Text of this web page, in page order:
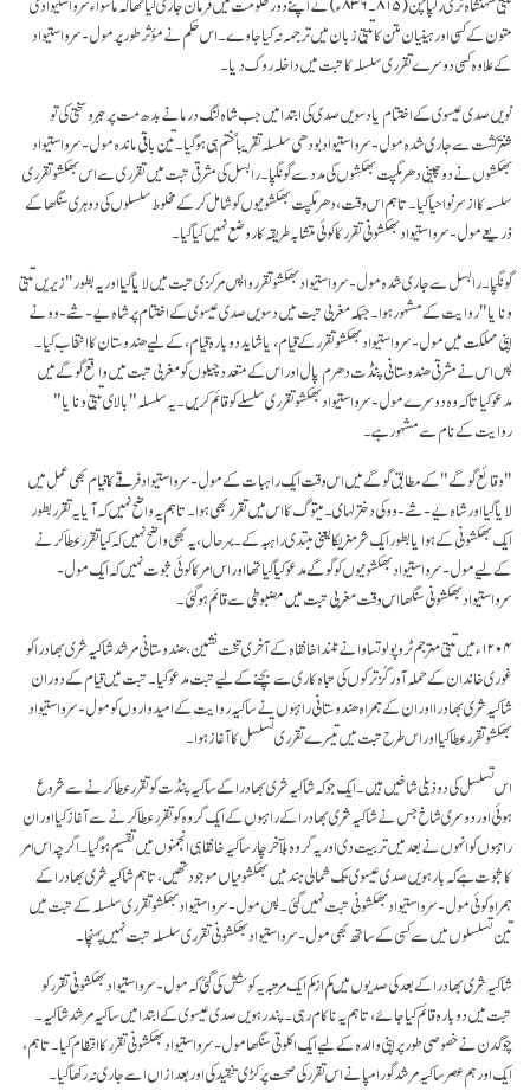
متون کے کسی اور ہینیان متن کا تبتی زبان میں ترجمہ نہ کیا جاوے ۔ اس حکم نے مؤثر طور پر مول-سرواستیواد
کے علاوہ کسی دوسرے تقرری سلسلہ کا تبت میں داخلہ روک دیا۔
نویں صدی عیسوی کے اختتام یا دسویں صدی کی ابتدا میں جب شاہ لنگ درما نے بدھ مت پر جبر و سختی کی تو
شنترکشت سے جاری شدہ مول-سرواستیواد بودھی سلسلہ تقریباً ختم ہی ہو گیا۔ تین باقی ماندہ مول-سرواستیواد
بھکشوں نے دو چینی دھرمگپت بھکشوں کی مدد سے گونگپا۔رابسل کی مشرقی تبت میں تقرری سے اس بھکشو تقرری
سلسہ کا از سرنو احیا کیا۔ تاہم اس وقت، دھرمگپت بھکشونیوں کو شامل کر کے مخلوط سلسلوں کی دوہری سنگھا کے
ذریعے مول-سرواستیواد بھکشونی تقرر کا کوئی متشابہ طریقہ کار وضع نہیں کیا گیا۔
گونگپا۔رابسل سے جاری شدہ مول-سرواستیواد بھکشو تقرر واپس مرکزی تبت میں لایا گیا اور یہ بطور "زیریں تبتی
ونایا" روایت کے مشہور ہوا۔ جبکہ مغربی تبت میں دسویں صدی عیسوی کے اختتام پر شاہ یے-شے-وو نے
اپنی مملکت میں مول-سرواستیواد بھکشو تقرر کے قیام، یا شاید دوبارہ قیام، کے لیے ھندوستان کا انتخاب کیا۔
پس اس نے مشرقی ھندوستانی پنڈت دھرم پال اور اس کے متعدد چیلوں کو مغربی تبت میں واقع گوگے میں
مدعو کیا تاکہ وہ دوسرے مول-سرواستیواد بھکشو تقرری سلسلے کو قائم کریں۔ یہ سلسلہ "بالای تبتی ونایا"
روایت کے نام سے مشہور ہے۔
"وقائع گوگے" کے مطابق گوگے میں اس وقت ایک راہبات کے مول-سرواستیواد فرقے کا قیام بھی عمل میں
لایا گیا اور شاہ یے-شے-وو کی دختر لہای۔میتوگ کا اس میں تقرر بھی ہوا۔ تاہم یہ واضح نہیں کہ آیا یہ تقرر بطور
ایک بھکشونی کے ہوا یا بطور ایک شرمنریکا یعنی مبتدی راہبہ کے۔ بہرحال، یہ بھی واضح نہیں کہ کیا تقرر عطا کرنے
کے لیے مول-سرواستیواد بھکشونیوں کو گوگے مدعو کیا گیا تھا اور اس امر کا کوئی ثبوت نہیں کہ ایک مول-
سرواستیواد بھکشونی سنگھا اس وقت مغربی تبت میں مضبوطی سے قائم ہو گئی۔
۱۲۰۴ء میں تبتی مترجم ٹروپو لوتساوا نے نلندا خانقاہ کے آخری تخت نشین، ھندوستانی مرشد شاکیہ شری بھادرا کو
غوری خاندان کے حملہ آور گُز ترکوں کی تباہ کاری سے بچنے کے لیے تبت مدعو کیا۔ تبت میں قیام کے دوران
شاکیہ شری بھادرا اور ان کے ہمراہ ھندوستانی راہبوں نے ساکیہ روایت کے امیدواروں کو مول-سرواستیواد
بھکشو تقرر عطا کیا اور اس طرح تبت میں تیسرے تقرری تسلسل کا آغاز ہوا۔
اس تسلسل کی دو ذیلی شاخیں ہیں۔ ایک جو کہ شاکیہ شری بھادرا کے ساکیہ پنڈت کو تقرر عطا کرنے سے شروع
ہوئی اور دوسری شاخ جس نے شاکیہ شری بھادرا کے راہبوں کے ایک گروہ کو تقرر عطا کرنے سے آغاز کیا اور ان
راہبوں کو انہوں نے بعد میں تربیت دی اور یہ گروہ بلآخر چار ساکیہ خانقاہی انجمنوں میں تقسیم ہو گیا۔ اگرچہ اس امر
کا ثبوت ہے کہ بارہویں صدی عیسوی تک شمالی ہند میں بھکشونیاں موجود تھیں، تاہم شاکیہ شری بھادرا کے
ہمراہ کوئی مول-سرواستیواد بھکشونی تبت نہیں گئی۔ پس مول-سرواستیواد بھکشو تقرری سلسلہ کے تبت میں
تین تسلسلوں میں سے کسی کے ساتھ بھی مول-سرواستیواد بھکشونی تقرری سلسلہ تبت نہیں پہنچا۔
شاکیہ شری بھادرا کے بعد کی صدیوں میں کم از کم ایک مرتبہ یہ کوشش کی گئی کہ مول-سرواستیواد بھکشونی تقرر کو
تبت میں دوبارہ قائم کیا جائے، تاہم یہ ناکام رہی۔ پندرہویں صدی عیسوی کے ابتدا میں ساکیہ مرشد شاکیہ۔
چوگدن نے خصوصی طور پر اپنی والدہ کے لیے ایک اکلوتی سنگھا مول-سرواستیواد بھکشونی تقرر کا انتظام کیا۔ تاہم،
ایک اور ہم عصر ساکیہ مرشد گورامپا نے اس تقرر کی صحت پر کڑی تنقید کی اور بعد ازاں اسے جاری نہ رکھا گیا۔